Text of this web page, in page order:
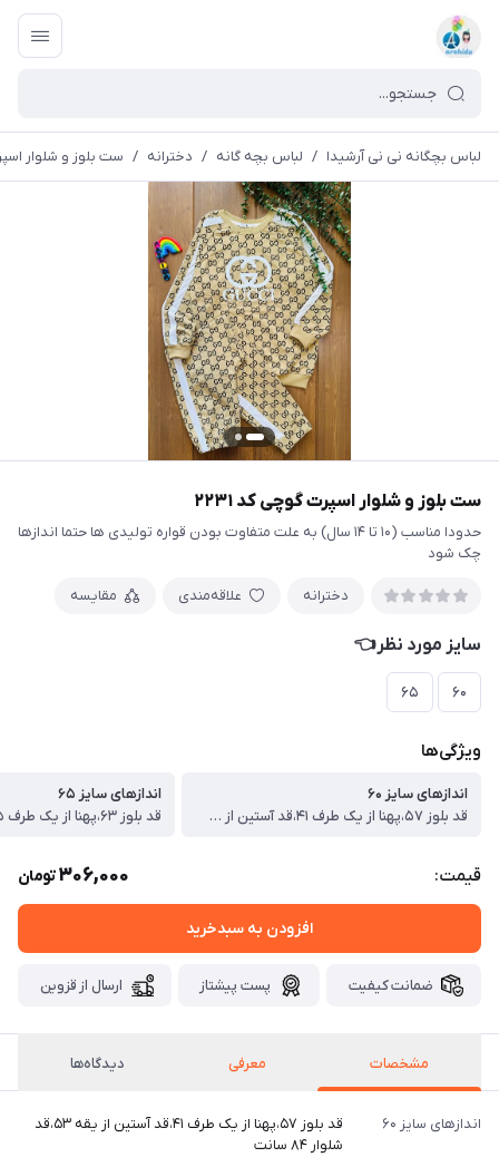
لباس بچگانه نی نی آرشیدا / لباس بچه گانه / دخترانه / ست بلوز و شلوار
ست بلوز و شلوار اسپرت گوچی کد ۲۲۳۱
حدودا مناسب (۱۰ تا ۱۴ سال) به علت متفاوت بودن قواره تولیدی ها حتما اندازها
چک شود
دخترانه علاقه‌مندی مقایسه
سایز مورد نظر👈
۶۰ ۶۵
ویژگی‌ها
اندازهای سایز ۶۰
قد بلوز ۵۷،پهنا از یک طرف ۴۱،قد آستین از یقه ۵۳،قد شلوار ۸۴ سانت
اندازهای سایز ۶۵
قیمت: 306,000تومان
افزودن به سبدخرید
ضمانت کیفیت پست پیشتاز ارسال از قزوین
مشخصات معرفی دیدگاه‌ها
اندازهای سایز ۶۰
قد بلوز ۵۷،پهنا از یک طرف ۴۱،قد آستین از یقه ۵۳،قد
شلوار ۸۴ سانت